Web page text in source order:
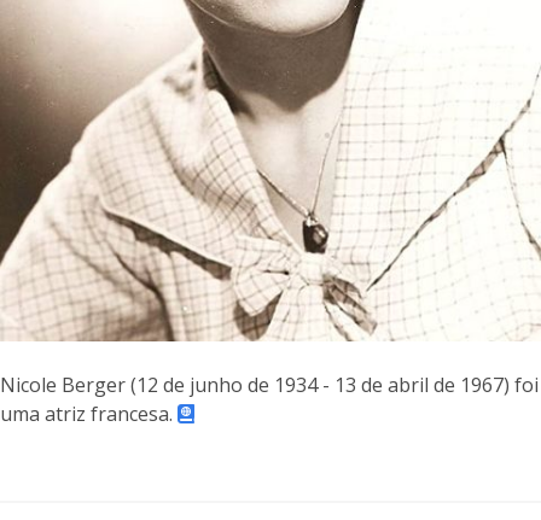
Nicole Berger (12 de junho de 1934 - 13 de abril de 1967) foi
uma atriz francesa.